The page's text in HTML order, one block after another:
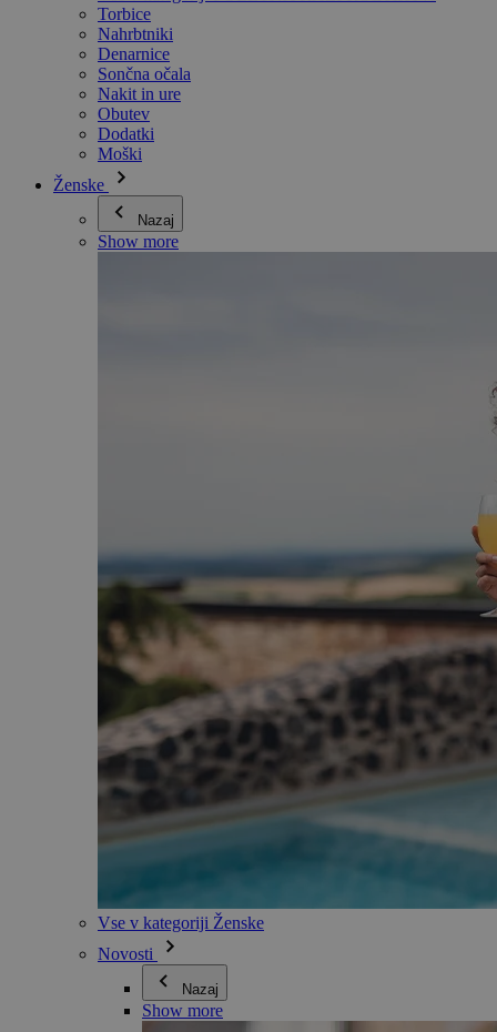
Torbice
Nahrbtniki
Denarnice
Sončna očala
Nakit in ure
Obutev
Dodatki
Moški
Ženske
Nazaj
Show more
Vse v kategoriji Ženske
Novosti
Nazaj
Show more